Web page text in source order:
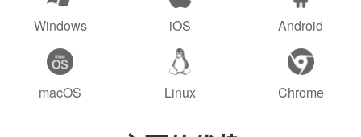
Windows iOS Android
macOS Linux Chrome